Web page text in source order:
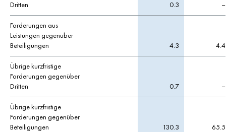
Dritten
0.3 –
Forderungen aus
Leistungen gegenüber
Beteiligungen
4.3 4.4
Übrige kurzfristige
Forderungen gegenüber
Dritten
0.7 –
Übrige kurzfristige
Forderungen gegenüber
Beteiligungen
130.3 65.5